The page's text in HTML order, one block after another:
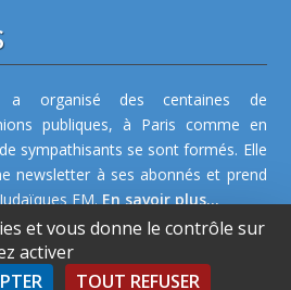
a organisé des centaines de
publiques, à Paris comme en
sympathisants se sont formés. Elle
newsletter à ses abonnés et prend
FM.En savoir plus...
et vous donne le contrôle sur
activer
TOUT REFUSER